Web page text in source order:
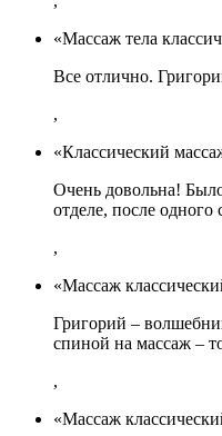
«Массаж тела
Все отлично.
,
«Классический
Очень довольна!
отделе, после одного
,
«Массаж
Григорий –
спиной на массаж –
,
«Массаж